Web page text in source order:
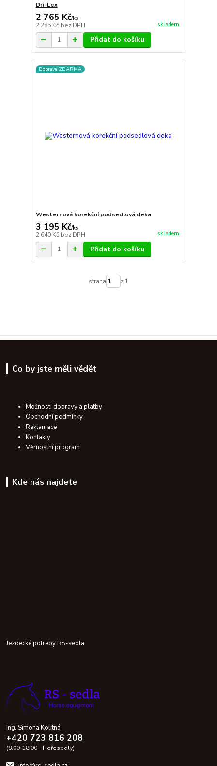
Dri-Lex
2 765 Kč/ks
2 285 Kč bez DPH skladem
Přidat do košíku
Doprava ZDARMA
Westernová korekční podsedlová deka
3 195 Kč/ks
2 640 Kč bez DPH skladem
Přidat do košíku
strana z 1
Co by jste měli vědět
Možnosti dopravy a platby
Obchodní podmínky
Reklamace
Kontakty
Věrnostní program
Kde nás najdete
Jezdecké potreby RS-sedla
Ing. Simona Koutná
+420 723 816 208
(8.00-18.00 - Hořesedly)